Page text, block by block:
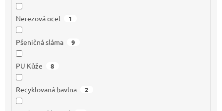
Nerezová ocel 1
Pšeničná sláma 9
PU Kůže 8
Recyklovaná bavlna 2